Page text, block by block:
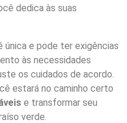
dedica às suas
única e pode ter exigências
às necessidades
os cuidados de acordo.
estará no caminho certo
e transformar seu
verde.